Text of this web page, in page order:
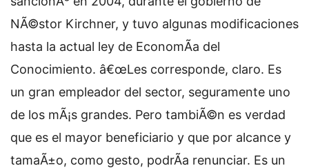
NÃ©stor Kirchner, y tuvo algunas modificaciones
hasta la actual ley de EconomÃ­a del
Conocimiento. â€œLes corresponde, claro. Es
un gran empleador del sector, seguramente uno
de los mÃ¡s grandes. Pero tambiÃ©n es verdad
que es el mayor beneficiario y que por alcance y
tamaÃ±o, como gesto, podrÃ­a renunciar. Es un